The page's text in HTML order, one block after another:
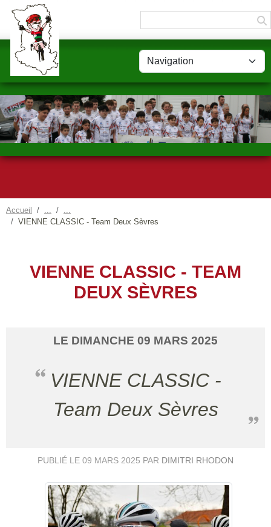
Accueil
VIENNE CLASSIC - Team Deux Sèvres
VIENNE CLASSIC - TEAM
DEUX SÈVRES
LE DIMANCHE 09 MARS 2025
VIENNE CLASSIC -
Team Deux Sèvres
PUBLIÉ LE 09 MARS 2025 PAR DIMITRI RHODON
Panneau de gestion des cookies